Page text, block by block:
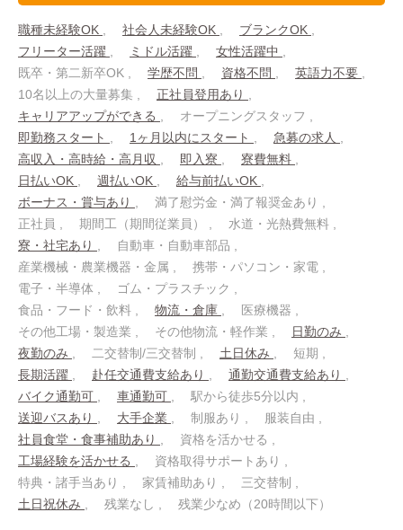
職種未経験OK 社会人未経験OK
ブランクOK
フリーター活躍
ミドル活躍
女性活躍中
既卒・第二新卒OK
学歴不問 資格不問
英語力不要
10名以上の大量募集
正社員登用あり
キャリアアップができる
オープニングスタッフ
即勤務スタート
1ヶ月以内にスタート
急募の求人
高収入・高時給・高月収
即入寮
寮費無料
日払いOK
週払いOK
給与前払いOK
ボーナス・賞与あり
満了慰労金・満了報奨金あり
正社員
期間工（期間従業員）
水道・光熱費無料
寮・社宅あり
自動車・自動車部品
産業機械・農業機器・金属
携帯・パソコン・家電
電子・半導体
ゴム・プラスチック
食品・フード・飲料
物流・倉庫
医療機器
その他工場・製造業
その他物流・軽作業
日勤のみ
夜勤のみ
二交替制/三交替制 土日休み
短期
長期活躍
赴任交通費支給あり
通勤交通費支給あり
バイク通勤可
車通勤可
駅から徒歩5分以内
送迎バスあり
大手企業 制服あり
服装自由
社員食堂・食事補助あり
資格を活かせる
工場経験を活かせる
資格取得サポートあり
特典・諸手当あり
家賃補助あり
三交替制
土日祝休み
残業なし 残業少なめ（20時間以下）